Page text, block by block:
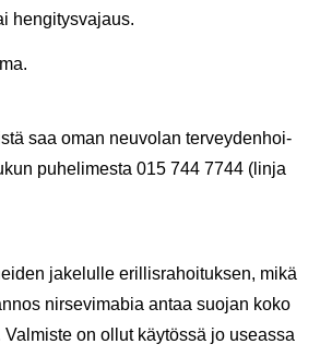
hen­gi­tys­va­jaus.
saa oman neu­vo­lan ter­vey­den­hoi­
pu­he­li­mes­ta 015 744 7744 (linja
ja­ke­lul­le eril­lis­ra­hoi­tuk­sen, mikä
nir­se­vi­ma­bia antaa suo­jan koko
on ollut käy­tös­sä jo useas­sa